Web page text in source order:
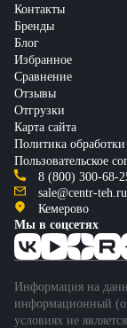
Контакты
Бренды
Блог
Избранное
Сравнение
Отзывы
Отгрузки
Карта сайта
Политика
Пользовательское
8 (800) 300-68-
sale@centr-teh.ru
Кемерово
Мы в соцсетях
Информация на
информационный
условиях не